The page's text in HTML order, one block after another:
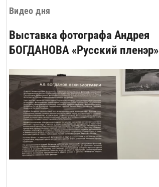
Видео дня
Выставка фотографа Андрея
БОГДАНОВА «Русский пленэр»